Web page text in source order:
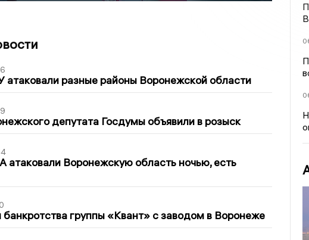
атаковали разные районы Воронежской области
депутата Госдумы объявили в розыск
атаковали Воронежскую область ночью, есть
группы «Квант» с заводом в Воронеже